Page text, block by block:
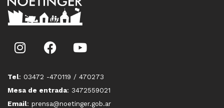
Tel: 03472 -470119 / 470273
Mesa de entrada: 3472559021
Email: prensa@noetinger.gob.ar